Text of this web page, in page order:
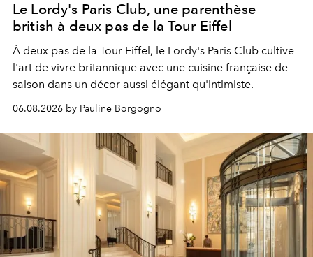
Le Lordy's Paris Club, une parenthèse
british à deux pas de la Tour Eiffel
À deux pas de la Tour Eiffel, le Lordy's Paris Club cultive
l'art de vivre britannique avec une cuisine française de
saison dans un décor aussi élégant qu'intimiste.
06.08.2026 by Pauline Borgogno